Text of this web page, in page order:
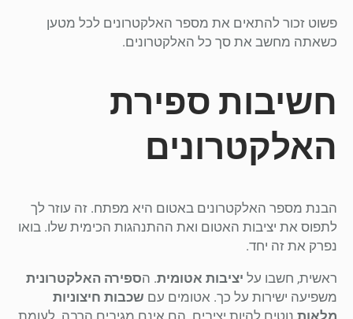
פשוט זכור להתאים את מספר האלקטרונים לכל מטען
כשאתה מחשב את סך כל האלקטרונים.
חשיבות ספירת
האלקטרונים
הבנת מספר האלקטרונים באטום היא מפתח. זה עוזר לך
לתפוס את יציבות האטום ואת ההתנהגות הכימית שלו. בואו
נפרק את זה יחד.
ראשית, חשבו על יציבות אטומית. הספירה האלקטרונית
משפיעה ישירות על כך. אטומים עם שכבות חיצוניות
מלאות נוטים להיות יציבים. הם אינם מגיבים הרבה. לעומת